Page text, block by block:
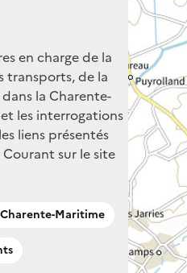
en charge de la
transports, de la
la Charente-
et les interrogations
liens présentés
sur le site
Charente-Maritime